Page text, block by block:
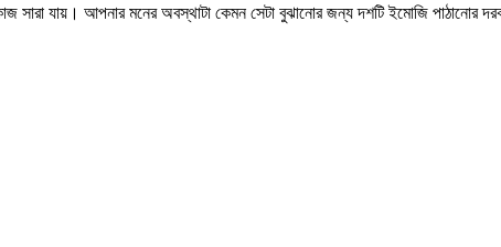
সারা যায়। আপনার মনের অবস্থাটা কেমন সেটা বুঝানোর জন্য দশটি ইমোজি